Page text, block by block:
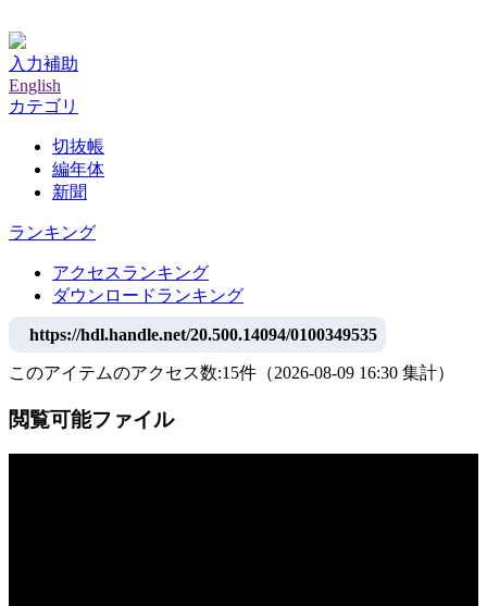
入力補助
English
カテゴリ
切抜帳
編年体
新聞
ランキング
アクセスランキング
ダウンロードランキング
https://hdl.handle.net/20.500.14094/0100349535
このアイテムのアクセス数:15件 （2026-08-09 16:30 集計）
閲覧可能ファイル